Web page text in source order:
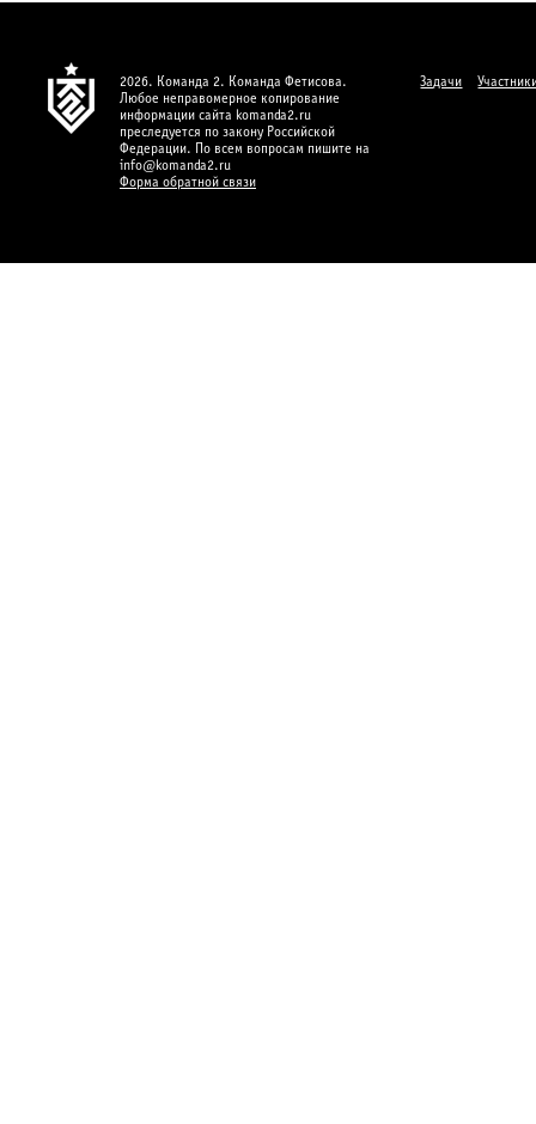
2026. Команда 2. Команда Фетисова.
Любое неправомерное копирование
информации сайта komanda2.ru
преследуется по закону Российской
Федерации. По всем вопросам пишите на
info@komanda2.ru
Форма обратной связи
Задачи